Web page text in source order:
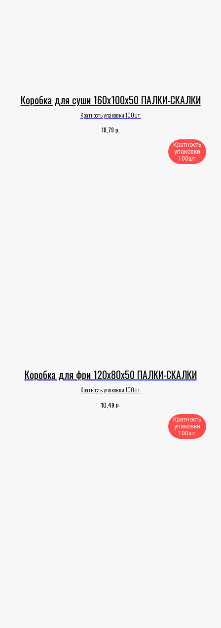
Коробка для суши 160х100х50 ПАЛКИ-СКАЛКИ
Кратность упаковки 100шт.
18,79 р.
Кратность
упаковки
100шт.​
Коробка для фри 120х80х50 ПАЛКИ-СКАЛКИ
Кратность упаковки 100шт.
10,49 р.
Кратность
упаковки
100шт.​